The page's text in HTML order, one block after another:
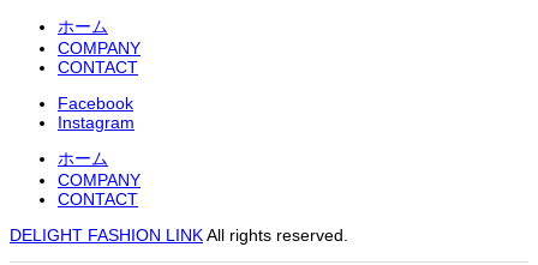
ホーム
COMPANY
CONTACT
Facebook
Instagram
ホーム
COMPANY
CONTACT
DELIGHT FASHION LINKAll rights reserved.